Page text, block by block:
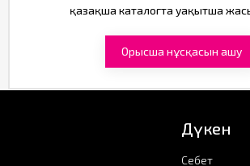
қазақша каталогта уақытша
Орысша нұсқасын ашу
Дүкен
Себет